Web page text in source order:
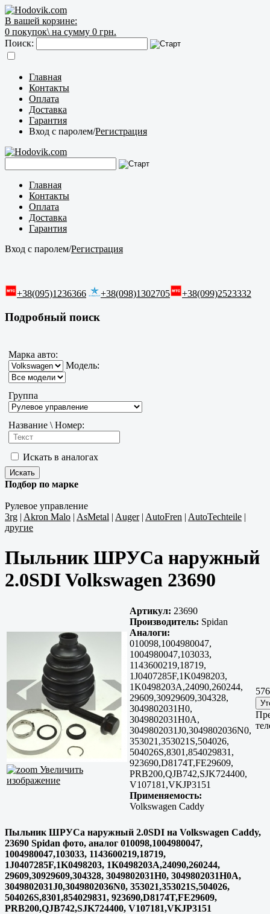
В вашей корзине:
0 покупок\ на сумму 0 грн.
Поиск:
Главная
Контакты
Оплата
Доставка
Гарантия
Вход с паролем/Регистрация
Главная
Контакты
Оплата
Доставка
Гарантия
Вход с паролем/Регистрация
+38(095)1236366 +38(098)1302705 +38(099)2523332
Подробный поиск
Марка авто:
Модель:
Группа
Название \ Номер:
Искать в аналогах
Подбор по марке
Рулевое управление
3rg | Akron Malo | AsMetal | Auger| AutoFren | AutoTechteile |
другие
Пыльник ШРУСа наружный
2.0SDI Volkswagen 23690
Увеличить
изображение
Артикул: 23690
Производитель: Spidan
Аналоги:
010098,1004980047,
1004980047,103033,
1143600219,18719,
1J0407285F,1K0498203,
1K0498203A,24090,260244,
29609,30929609,304328,
3049802031H0,
3049802031H0A,
3049802031J0,3049802036N0,
353021,353021S,504026,
504026S,8301,854029831,
923690,D8174T,FE29609,
PRB200,QJB742,SJK724400,
V107181,VKJP3151
Применяемость:
Volkswagen Caddy
Пыльник ШРУСа наружный 2.0SDI на Volkswagen Caddy,
23690 Spidan фото, аналог 010098,1004980047,
1004980047,103033, 1143600219,18719,
1J0407285F,1K0498203, 1K0498203A,24090,260244,
29609,30929609,304328, 3049802031H0, 3049802031H0A,
3049802031J0,3049802036N0, 353021,353021S,504026,
504026S,8301,854029831, 923690,D8174T,FE29609,
PRB200,QJB742,SJK724400, V107181,VKJP3151